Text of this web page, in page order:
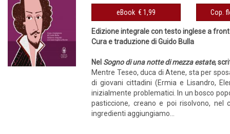
eBook € 1,99 Cop.
Edizione integrale con testo inglese a
Cura e traduzione di Guido Bulla
Nel Sogno di una notte di mezza estate,
Mentre Teseo, duca di Atene, sta per
di giovani cittadini (Ermia e Lisandro,
inizialmente problematici. In un bosco
pasticcione, creano e poi risolvono,
ingredienti aggiungiamo...